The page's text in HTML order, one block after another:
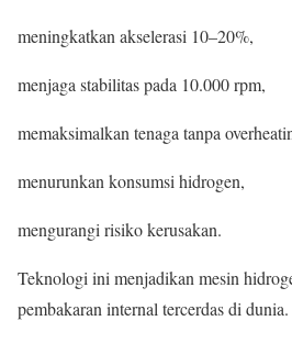
meningkatkan akselerasi 10–20%,
menjaga stabilitas pada 10.000 rpm,
memaksimalkan tenaga tanpa
menurunkan konsumsi hidrogen,
mengurangi risiko kerusakan.
Teknologi ini menjadikan mesin
pembakaran internal tercerdas di dunia.